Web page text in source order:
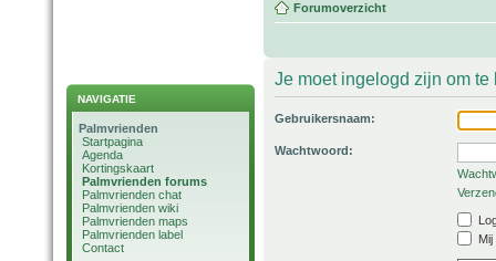
NAVIGATIE
Palmvrienden
Startpagina
Agenda
Kortingskaart
Palmvrienden forums
Palmvrienden chat
Palmvrienden wiki
Palmvrienden maps
Palmvrienden label
Contact
Forumoverzicht
Je moet ingelogd zijn om
Gebruikersnaam:
Wachtwoord: